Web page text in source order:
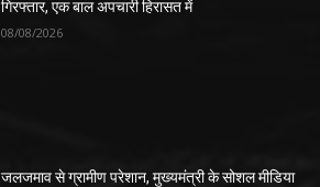
गिरफ्तार, एक बाल अपचारी हिरासत में
08/08/2026
जलजमाव से ग्रामीण परेशान, मुख्यमंत्री के सोशल मीडिया